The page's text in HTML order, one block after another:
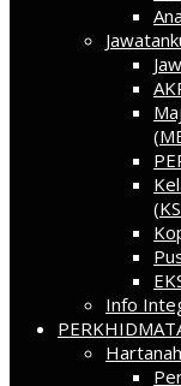
Info
Hartanah